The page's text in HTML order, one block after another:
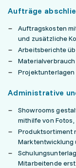
Aufträge
Auftragskosten
und zusätzliche
Arbeitsberichte
Projektunterlagen
Administrative
Showrooms
mithilfe von
Produktsortiment
Marktentwicklung
Mitarbeitende